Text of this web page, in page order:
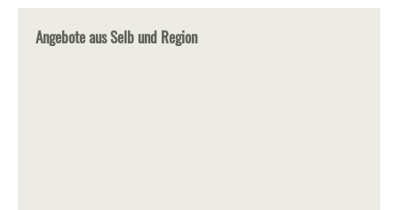
Angebote aus Selb und Region